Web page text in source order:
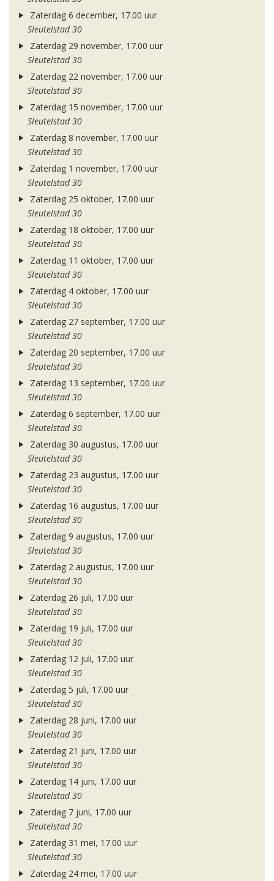
Zaterdag 6 december, 17.00 uur
Sleutelstad 30
Zaterdag 29 november, 17.00 uur
Sleutelstad 30
Zaterdag 22 november, 17.00 uur
Sleutelstad 30
Zaterdag 15 november, 17.00 uur
Sleutelstad 30
Zaterdag 8 november, 17.00 uur
Sleutelstad 30
Zaterdag 1 november, 17.00 uur
Sleutelstad 30
Zaterdag 25 oktober, 17.00 uur
Sleutelstad 30
Zaterdag 18 oktober, 17.00 uur
Sleutelstad 30
Zaterdag 11 oktober, 17.00 uur
Sleutelstad 30
Zaterdag 4 oktober, 17.00 uur
Sleutelstad 30
Zaterdag 27 september, 17.00 uur
Sleutelstad 30
Zaterdag 20 september, 17.00 uur
Sleutelstad 30
Zaterdag 13 september, 17.00 uur
Sleutelstad 30
Zaterdag 6 september, 17.00 uur
Sleutelstad 30
Zaterdag 30 augustus, 17.00 uur
Sleutelstad 30
Zaterdag 23 augustus, 17.00 uur
Sleutelstad 30
Zaterdag 16 augustus, 17.00 uur
Sleutelstad 30
Zaterdag 9 augustus, 17.00 uur
Sleutelstad 30
Zaterdag 2 augustus, 17.00 uur
Sleutelstad 30
Zaterdag 26 juli, 17.00 uur
Sleutelstad 30
Zaterdag 19 juli, 17.00 uur
Sleutelstad 30
Zaterdag 12 juli, 17.00 uur
Sleutelstad 30
Zaterdag 5 juli, 17.00 uur
Sleutelstad 30
Zaterdag 28 juni, 17.00 uur
Sleutelstad 30
Zaterdag 21 juni, 17.00 uur
Sleutelstad 30
Zaterdag 14 juni, 17.00 uur
Sleutelstad 30
Zaterdag 7 juni, 17.00 uur
Sleutelstad 30
Zaterdag 31 mei, 17.00 uur
Sleutelstad 30
Zaterdag 24 mei, 17.00 uur